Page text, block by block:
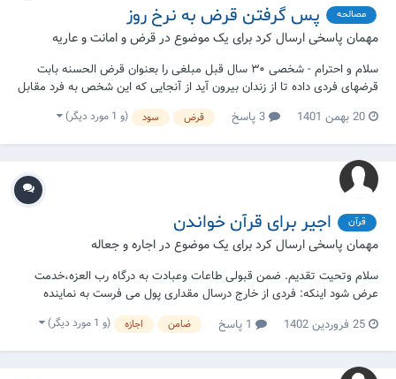
مصالحه پس گرفتن قرض به نرخ روز
مهمان پاسخی ارسال کرد برای یک موضوع در قرض و امانت و عاریه
سلام و احترام - شخصی ۳۰ سال قبل مبلغی را بعنوان قرض الحسنه بابت
قرضهای فردی داده تا از زندان بیرون آید از آنجایی که این شخص به فرد مقابل
اعلام نکرده که این مبلغ را قرض الحسنه میدهد ۱- آیا آن فرد شرعا ملزم به
پرداخت قرض او میباشد؟ ۲- آیا این شخص میتواند مطالبه ی قرض را به
ارزش روز...
20 بهمن 1401 قرض سود (و 1 مورد دیگر)
قرآن اجیر برای قرآن خواندن
مهمان پاسخی ارسال کرد برای یک موضوع در اجاره و جعاله
سلام وتحیت تقدیم. ضمن قبولی طاعات وعبادت به درگاه رب العزه،خدمت
عرض شود اینکه: فردی از خارج درسال مقداری پول می فرست به نماینده
خودش در افغانستان که برای کسی بدهد تا قرآن برای مادر فوت شده اش
بخواند ولی طرف با پول ارسالی فرزند آن مادر ،موادغذایی تهیه می کند و به
فقیر می دهد بدون اینکه قرآ...
25 فروردین 1402 ضامن اجازه (و 1 مورد دیگر)